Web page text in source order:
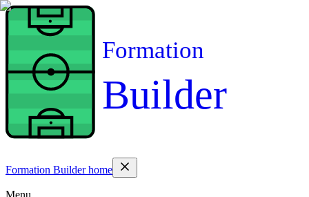
Formation
Builder
Formation Builder home
Menu